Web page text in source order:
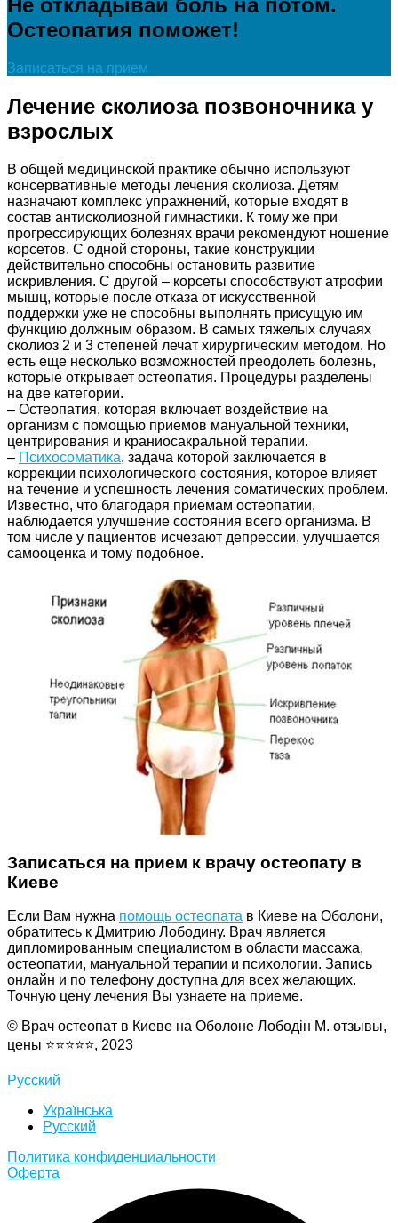
Не откладывай боль на потом.
Остеопатия поможет!
Записаться на прием
Лечение сколиоза позвоночника у
взрослых
В общей медицинской практике обычно используют
консервативные методы лечения сколиоза. Детям
назначают комплекс упражнений, которые входят в
состав антисколиозной гимнастики. К тому же при
прогрессирующих болезнях врачи рекомендуют ношение
корсетов. С одной стороны, такие конструкции
действительно способны остановить развитие
искривления. С другой – корсеты способствуют атрофии
мышц, которые после отказа от искусственной
поддержки уже не способны выполнять присущую им
функцию должным образом. В самых тяжелых случаях
сколиоз 2 и 3 степеней лечат хирургическим методом. Но
есть еще несколько возможностей преодолеть болезнь,
которые открывает остеопатия. Процедуры разделены
на две категории.
– Остеопатия, которая включает воздействие на
организм с помощью приемов мануальной техники,
центрирования и краниосакральной терапии.
– Психосоматика, задача которой заключается в
коррекции психологического состояния, которое влияет
на течение и успешность лечения соматических проблем.
Известно, что благодаря приемам остеопатии,
наблюдается улучшение состояния всего организма. В
том числе у пациентов исчезают депрессии, улучшается
самооценка и тому подобное.
Записаться на прием к врачу остеопату в
Киеве
Если Вам нужна помощь остеопата в Киеве на Оболони,
обратитесь к Дмитрию Лободину. Врач является
дипломированным специалистом в области массажа,
остеопатии, мануальной терапии и психологии. Запись
онлайн и по телефону доступна для всех желающих.
Точную цену лечения Вы узнаете на приеме.
© Врач остеопат в Киеве на Оболоне Лободін М. отзывы,
цены ⭐⭐⭐⭐⭐, 2023
Русский
Українська
Русский
Политика конфиденциальности
Оферта